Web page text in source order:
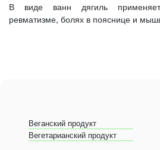
В виде ванн дягиль
ревматизме, болях в пояснице и
Веганский продукт
Вегетарианский продукт